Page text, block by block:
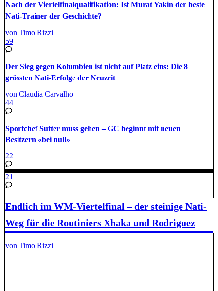
Nach der Viertelfinalqualifikation: Ist Murat Yakin der beste
Nati-Trainer der Geschichte?
von Timo Rizzi
59
Der Sieg gegen Kolumbien ist nicht auf Platz eins: Die 8
grössten Nati-Erfolge der Neuzeit
von Claudia Carvalho
44
Sportchef Sutter muss gehen – GC beginnt mit neuen
Besitzern «bei null»
22
21
Endlich im WM-Viertelfinal – der steinige Nati-
Weg für die Routiniers Xhaka und Rodriguez
von Timo Rizzi